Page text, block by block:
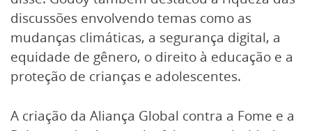
discussões envolvendo temas como as
mudanças climáticas, a segurança digital, a
equidade de gênero, o direito à educação e a
proteção de crianças e adolescentes.
A criação da Aliança Global contra a Fome e a